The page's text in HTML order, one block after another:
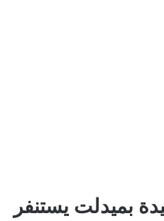
بميدلت يستنفر